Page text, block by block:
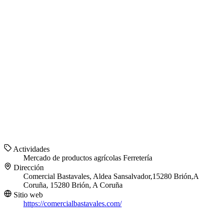
Actividades
Mercado de productos agrícolas Ferretería
Dirección
Comercial Bastavales, Aldea Sansalvador,15280 Brión,A
Coruña, 15280 Brión, A Coruña
Sitio web
https://comercialbastavales.com/